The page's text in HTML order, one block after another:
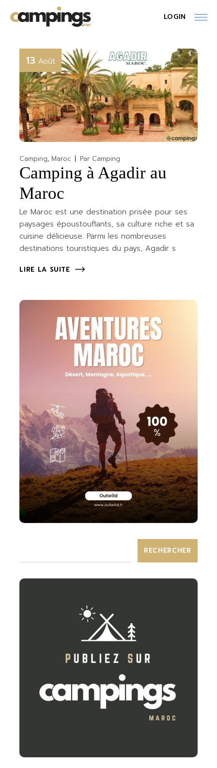
the
content
LOGIN
13 Août
Camping Maroc Par Camping
Camping à Agadir au
Maroc
Le Maroc est une destination prisée pour ses
paysages époustouflants, sa culture riche et sa
cuisine délicieuse. Parmi les nombreuses
destinations touristiques du pays, Agadir s
LIRE LA SUITE
RECHERCHER